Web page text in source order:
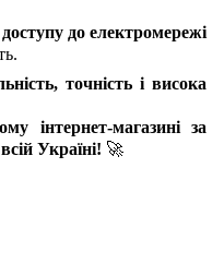
до електромережі
точність і висока
інтернет-магазині за
Україні! 🚀